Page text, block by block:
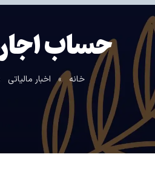
حساب
خانه » اخبار مالیاتی